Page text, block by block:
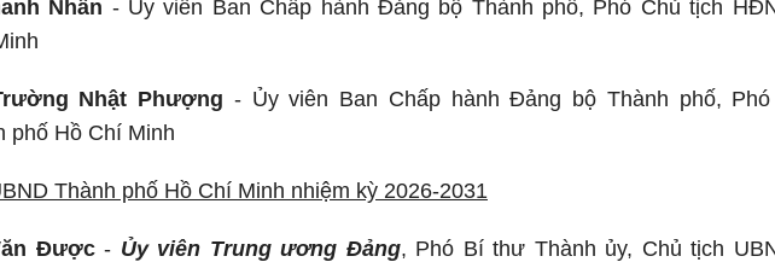
Nhân - Ủy viên Ban Chấp hành Đảng bộ Thành phố, Phó Chủ tịch
Nhật Phượng - Ủy viên Ban Chấp hành Đảng bộ Thành phố,
phố Hồ Chí Minh
Thành phố Hồ Chí Minh nhiệm kỳ 2026-2031
Được- Ủy viên Trung ương Đảng, Phó Bí thư Thành ủy, Chủ tịch